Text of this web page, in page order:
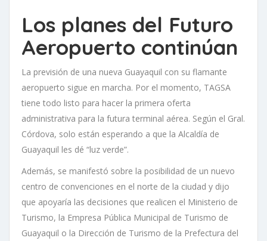
Los planes del Futuro
Aeropuerto continúan
La previsión de una nueva Guayaquil con su flamante
aeropuerto sigue en marcha. Por el momento, TAGSA
tiene todo listo para hacer la primera oferta
administrativa para la futura terminal aérea. Según el Gral.
Córdova, solo están esperando a que la Alcaldía de
Guayaquil les dé “luz verde”.
Además, se manifestó sobre la posibilidad de un nuevo
centro de convenciones en el norte de la ciudad y dijo
que apoyaría las decisiones que realicen el Ministerio de
Turismo, la Empresa Pública Municipal de Turismo de
Guayaquil o la Dirección de Turismo de la Prefectura del